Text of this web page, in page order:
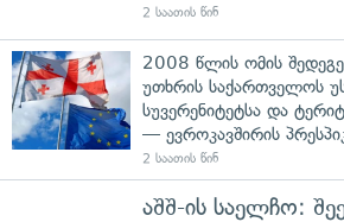
2 საათის წინ
2008 წლის ომის
უთხრის საქართველოს
სუვერენიტეტსა და
— ევროკავშირის
2 საათის წინ
აშშ-ის საელჩო: